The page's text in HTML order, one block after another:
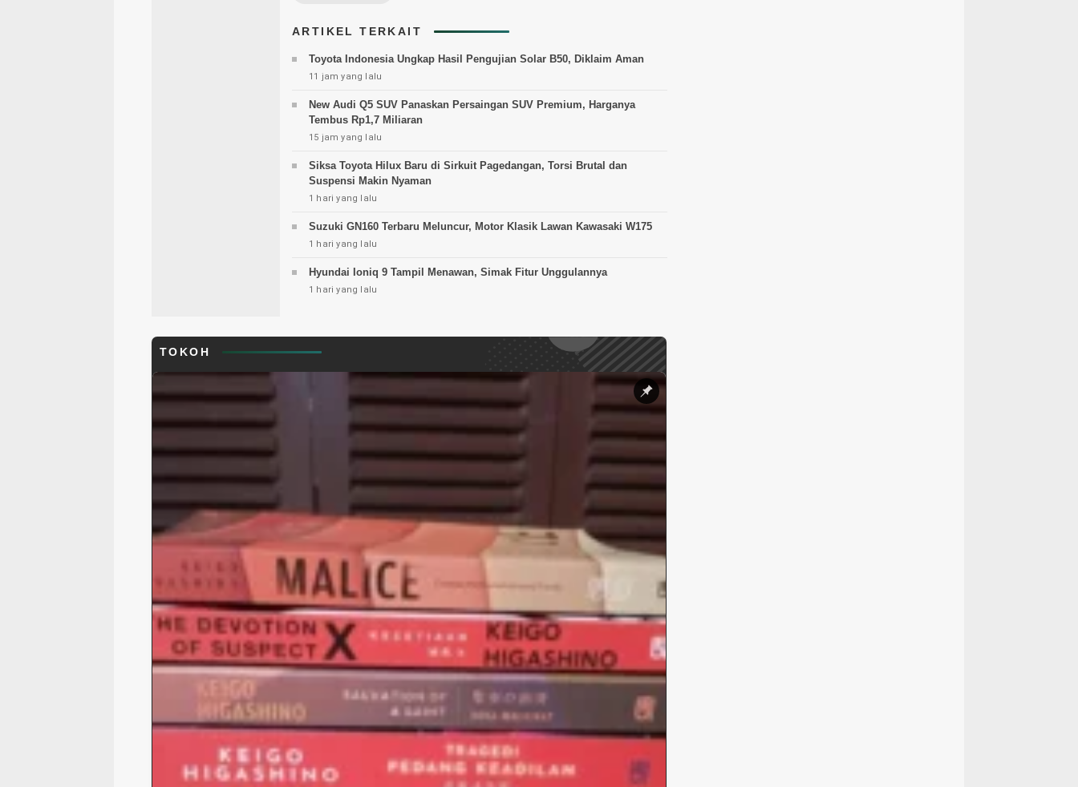
ARTIKEL TERKAIT
Toyota Indonesia Ungkap Hasil Pengujian Solar B50, Diklaim Aman
11 jam yang lalu
New Audi Q5 SUV Panaskan Persaingan SUV Premium, Harganya
Tembus Rp1,7 Miliaran
15 jam yang lalu
Siksa Toyota Hilux Baru di Sirkuit Pagedangan, Torsi Brutal dan
Suspensi Makin Nyaman
1 hari yang lalu
Suzuki GN160 Terbaru Meluncur, Motor Klasik Lawan Kawasaki W175
1 hari yang lalu
Hyundai Ioniq 9 Tampil Menawan, Simak Fitur Unggulannya
1 hari yang lalu
TOKOH